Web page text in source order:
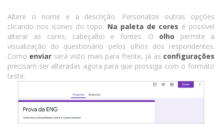
Altere o nome e a descrição. Personalize outras opções
clicando nos ícones do topo. Na paleta de cores é possível
alterar as cores, cabeçalho e fontes. O olho permite a
visualização do questionário pelos olhos dos respondentes.
Como enviar será visto mais para frente, já as configurações
precisam ser alteradas agora para que prossiga com o formato
teste.